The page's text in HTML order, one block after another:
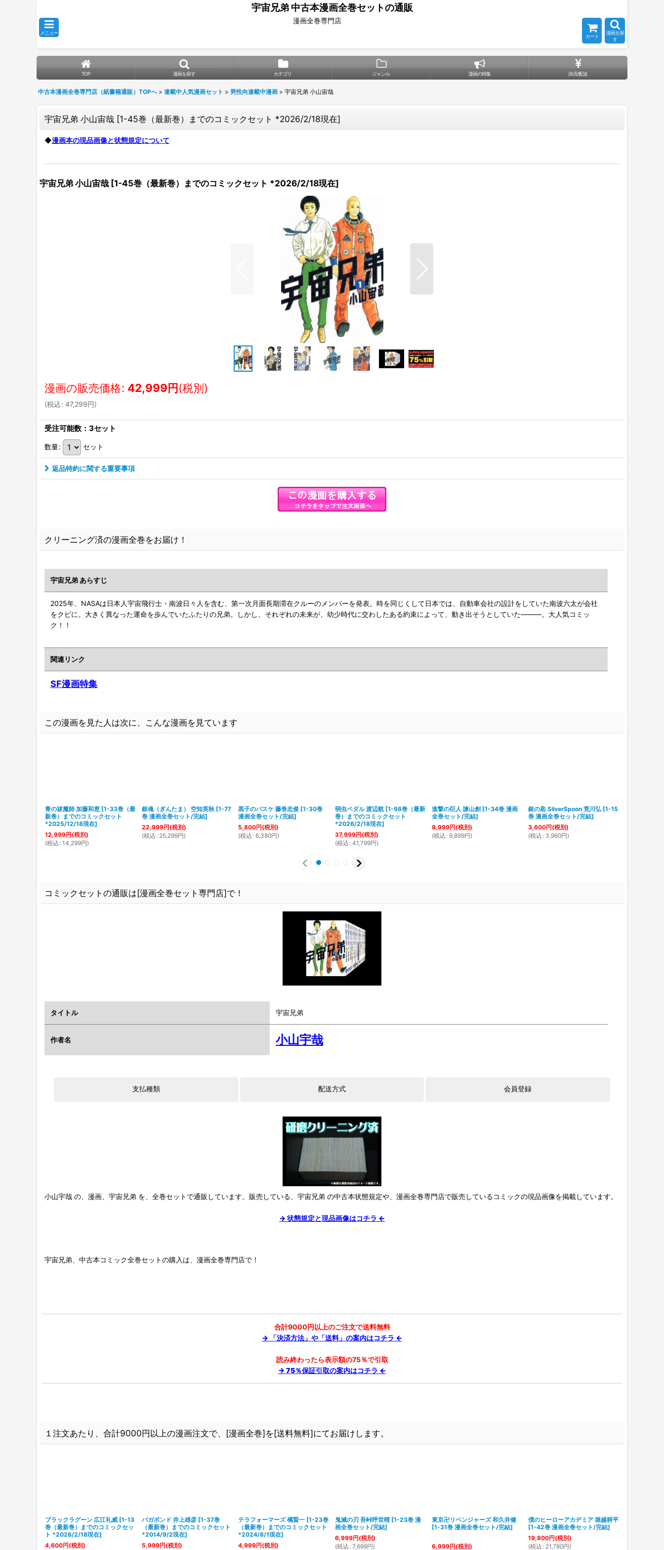
宇宙兄弟 中古本漫画全巻セットの通販
メニュー
漫画全巻専門店
カート
漫画を探
す
TOP 漫画を探す カテゴリ ジャンル 漫画の特集 決済/配送
中古本漫画全巻専門店（紙書籍通販）TOPへ > 連載中人気漫画セット > 男性向連載中漫画 > 宇宙兄弟 小山宙哉
宇宙兄弟 小山宙哉 [1-45巻（最新巻）までのコミックセット *2026/2/18現在]
◆漫画本の現品画像と状態規定について
宇宙兄弟 小山宙哉 [1-45巻（最新巻）までのコミックセット *2026/2/18現在]
漫画の販売価格: 42,999円(税別)
(税込: 47,299円)
受注可能数：3セット
数量: セット
返品特約に関する重要事項
クリーニング済の漫画全巻をお届け！
宇宙兄弟 あらすじ
2025年、NASAは日本人宇宙飛行士・南波日々人を含む、第一次月面長期滞在クルーのメンバーを発表。時を同じくして日本では、自動車会社の設計をしていた南波六太が会社
をクビに。大きく異なった運命を歩んでいたふたりの兄弟。しかし、それぞれの未来が、幼少時代に交わしたある約束によって、動き出そうとしていた―――。大人気コミッ
ク！！
関連リンク
SF漫画特集
この漫画を見た人は次に、こんな漫画を見ています
青の祓魔師 加藤和恵 [1-33巻（最
新巻）までのコミックセット
*2025/12/18現在]
12,999円(税別)
(税込 : 14,299円)
銀魂（ぎんたま） 空知英秋 [1-77
巻 漫画全巻セット/完結]
22,999円(税別)
(税込 : 25,299円)
黒子のバスケ 藤巻忠俊 [1-30巻
漫画全巻セット/完結]
5,800円(税別)
(税込 : 6,380円)
弱虫ペダル 渡辺航 [1-98巻（最新
巻）までのコミックセット
*2026/2/18現在]
37,999円(税別)
(税込 : 41,799円)
進撃の巨人 諫山創 [1-34巻 漫画
全巻セット/完結]
8,999円(税別)
(税込 : 9,899円)
銀の匙 SilverSpoon 荒川弘 [1-15
巻 漫画全巻セット/完結]
3,600円(税別)
(税込 : 3,960円)
コミックセットの通販は[漫画全巻セット専門店]で！
タイトル 宇宙兄弟
作者名 小山宇哉
小山宇哉 の、漫画、宇宙兄弟 を、全巻セットで通販しています。販売している、宇宙兄弟 の中古本状態規定や、漫画全巻専門店で販売しているコミックの現品画像を掲載しています。
→ 状態規定と現品画像はコチラ ←
宇宙兄弟、中古本コミック全巻セットの購入は、漫画全巻専門店で！
合計9000円以上のご注文で送料無料
→ 「決済方法」や「送料」の案内はコチラ ←
読み終わったら表示額の75％で引取
→ 75％保証引取の案内はコチラ ←
１注文あたり、合計9000円以上の漫画注文で、[漫画全巻]を[送料無料]にてお届けします。
ブラックラグーン 広江礼威 [1-13
巻（最新巻）までのコミックセッ
ト *2026/2/18現在]
4,600円(税別)
バガボンド 井上雄彦 [1-37巻
（最新巻）までのコミックセット
*2014/9/2現在]
5,999円(税別)
テラフォーマーズ 橘賢一 [1-23巻
（最新巻）までのコミックセット
*2024/8/1現在]
4,999円(税別)
鬼滅の刃 吾峠呼世晴 [1-23巻 漫
画全巻セット/完結]
6,999円(税別)
(税込 : 7,699円)
東京卍リベンジャーズ 和久井健
[1-31巻 漫画全巻セット/完結]
6,999円(税別)
僕のヒーローアカデミア 堀越耕平
[1-42巻 漫画全巻セット/完結]
19,800円(税別)
(税込 : 21,780円)